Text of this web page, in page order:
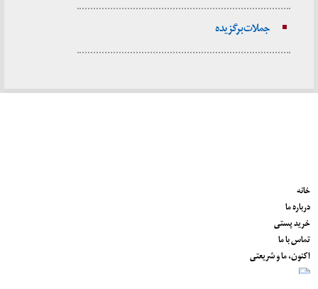
جملات برگزیده
خانه
درباره ما
خرید پستی
تماس با ما
اکنون، ما و شریعتی